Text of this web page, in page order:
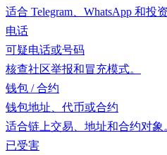
适合 Telegram、WhatsApp 和投资
电话
可疑电话或号码
核查社区举报和冒充模式。
钱包 / 合约
钱包地址、代币或合约
适合链上交易、地址和合约对象
已受害